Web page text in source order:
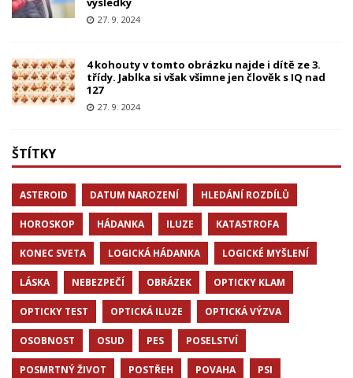
27. 9. 2024
4 kohouty v tomto obrázku najde i dítě ze 3.
třídy. Jablka si však všimne jen člověk s IQ nad
127
27. 9. 2024
ŠTÍTKY
ASTEROID DATUM NAROZENÍ HLEDÁNÍ ROZDÍLŮ
HOROSKOP HÁDANKA ILUZE KATASTROFA
KONEC SVETA LOGICKÁ HÁDANKA LOGICKÉ MYŠLENÍ
LÁSKA NEBEZPEČÍ OBRÁZEK OPTICKY KLAM
OPTICKY TEST OPTICKÁ ILUZE OPTICKÁ VÝZVA
OSOBNOST OSUD PES POSELSTVÍ
POSMRTNÝ ŽIVOT POSTŘEH POVAHA PSI